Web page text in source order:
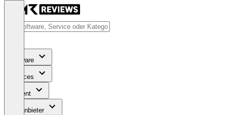
Software
Services
Content
Für Anbieter